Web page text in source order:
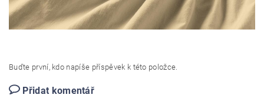
Buďte první, kdo napíše příspěvek k této položce.
Přidat komentář